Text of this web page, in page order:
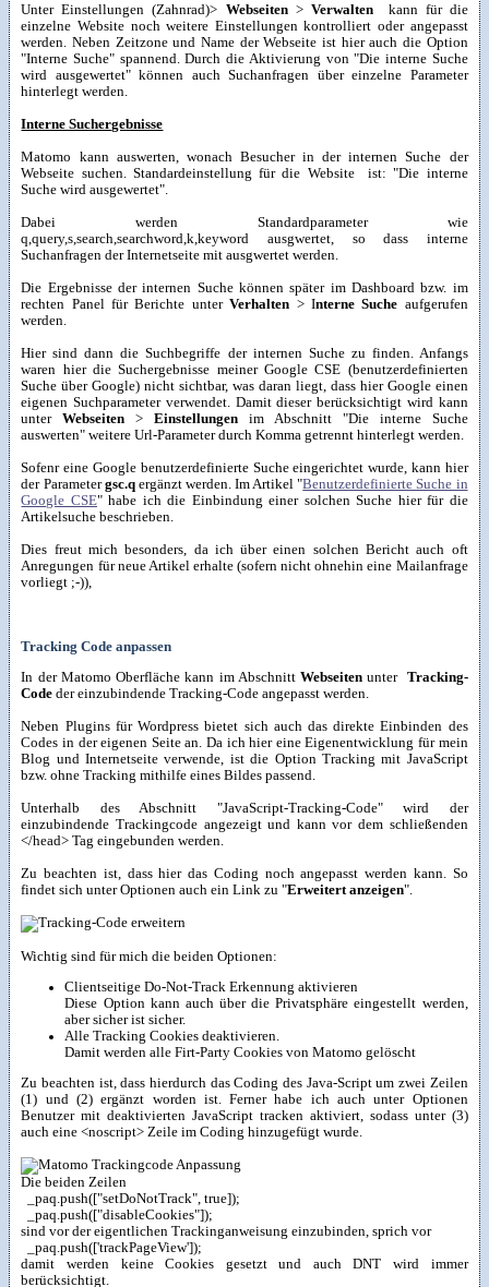
Unter Einstellungen (Zahnrad)> Webseiten > Verwalten kann für die
einzelne Website noch weitere Einstellungen kontrolliert oder angepasst
werden. Neben Zeitzone und Name der Webseite ist hier auch die Option
"Interne Suche" spannend. Durch die Aktivierung von "Die interne Suche
wird ausgewertet" können auch Suchanfragen über einzelne Parameter
hinterlegt werden.
Interne Suchergebnisse
Matomo kann auswerten, wonach Besucher in der internen Suche der
Webseite suchen. Standardeinstellung für die Website ist: "Die interne
Suche wird ausgewertet".
Dabei werden Standardparameter wie
q,query,s,search,searchword,k,keyword ausgwertet, so dass interne
Suchanfragen der Internetseite mit ausgwertet werden.
Die Ergebnisse der internen Suche können später im Dashboard bzw. im
rechten Panel für Berichte unterVerhalten > Interne Suche aufgerufen
werden.
Hier sind dann die Suchbegriffe der internen Suche zu finden. Anfangs
waren hier die Suchergebnisse meiner Google CSE (benutzerdefinierten
Suche über Google) nicht sichtbar, was daran liegt, dass hier Google einen
eigenen Suchparameter verwendet. Damit dieser berücksichtigt wird kann
unterWebseiten>Einstellungenim Abschnitt "Die interne Suche
auswerten" weitere Url-Parameter durch Komma getrennt hinterlegt werden.
Sofenr eine Google benutzerdefinierte Suche eingerichtet wurde, kann hier
der Parametergsc.qergänzt werden. Im Artikel "Benutzerdefinierte Suche in
Google CSE" habe ich die Einbindung einer solchen Suche hier für die
Artikelsuche beschrieben.
Dies freut mich besonders, da ich über einen solchen Bericht auch oft
Anregungen für neue Artikel erhalte (sofern nicht ohnehin eine Mailanfrage
vorliegt ;-)),
Tracking Code anpassen
In der Matomo Oberfläche kann im Abschnitt Webseitenunter Tracking-
Code der einzubindende Tracking-Code angepasst werden.
Neben Plugins für Wordpress bietet sich auch das direkte Einbinden des
Codes in der eigenen Seite an. Da ich hier eine Eigenentwicklung für mein
Blog und Internetseite verwende, ist die Option Tracking mit JavaScript
bzw. ohne Tracking mithilfe eines Bildes passend.
Unterhalb des Abschnitt "JavaScript-Tracking-Code" wird der
einzubindende Trackingcode angezeigt und kann vor dem schließenden
</head> Tag eingebunden werden.
Zu beachten ist, dass hier das Coding noch angepasst werden kann. So
findet sich unter Optionen auch ein Link zu "Erweitert anzeigen".
Wichtig sind für mich die beiden Optionen:
Clientseitige Do-Not-Track Erkennung aktivieren
Diese Option kann auch über die Privatsphäre eingestellt werden,
aber sicher ist sicher.
Alle Tracking Cookies deaktivieren.
Damit werden alle Firt-Party Cookies von Matomo gelöscht
Zu beachten ist, dass hierdurch das Coding des Java-Script um zwei Zeilen
(1) und (2) ergänzt worden ist. Ferner habe ich auch unter Optionen
Benutzer mit deaktivierten JavaScript tracken aktiviert, sodass unter (3)
auch eine <noscript> Zeile im Coding hinzugefügt wurde.
Die beiden Zeilen
_paq.push(["setDoNotTrack", true]);
_paq.push(["disableCookies"]);
sind vor der eigentlichen Trackinganweisung einzubinden, sprich vor
_paq.push(['trackPageView']);
damit werden keine Cookies gesetzt und auch DNT wird immer
berücksichtigt.